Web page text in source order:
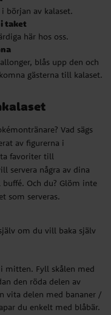
Vad sägs
av figurerna i
favoriter till
servera några av dina
buffé. Och du? Glöm inte
Fyll skålen med
den röda delen av
delen med bananer /
du enkelt med blåbär.
pappmuggar. Har du
pappmuggarna till små
i en genomskinlig
början av kalaset.
taket
här hos oss.
blås upp den och
gästerna till kalaset.
Vad sägs
av figurerna i
favoriter till
servera några av dina
Och du? Glöm inte
som serveras.
om du vill baka själv
mitten. Fyll skålen med
den röda delen av
vita delen med bananer /
du enkelt med blåbär.